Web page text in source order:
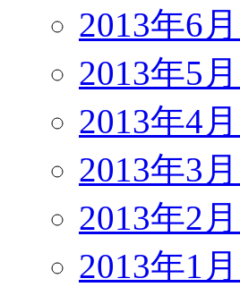
2013年6
2013年5
2013年4
2013年3
2013年2
2013年1